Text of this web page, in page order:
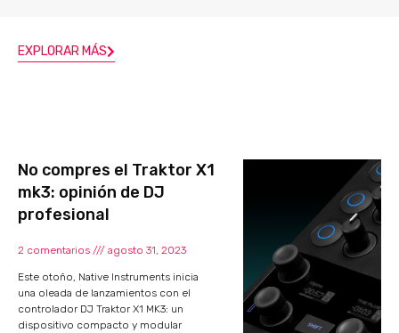
EXPLORAR MÁS
No compres el Traktor X1
mk3: opinión de DJ
profesional
2 comentarios agosto 31, 2023
Este otoño, Native Instruments inicia
una oleada de lanzamientos con el
controlador DJ Traktor X1 MK3: un
dispositivo compacto y modular